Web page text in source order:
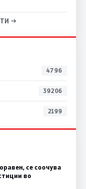
→
4796
39206
2199
се соочува
во